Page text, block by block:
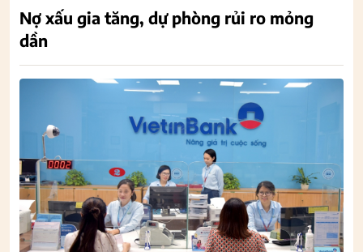
Nợ xấu gia tăng, dự phòng rủi ro mỏng
dần